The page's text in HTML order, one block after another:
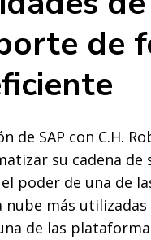
de
de SAP con C.H.
su cadena de
poder de una de
nube más utilizadas
de las